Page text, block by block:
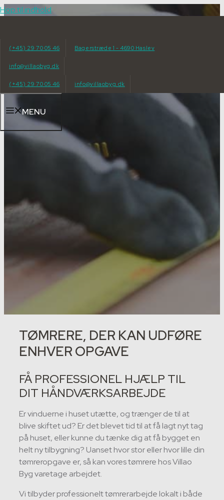
Hop til indhold
(+45) 29 70 05 46 Bagerstræde 1 - 4690 Haslev
info@villaobyg.dk
(+45) 29 70 05 46 info@villaobyg.dk
MENU
TØMRERE, DER KAN UDFØRE
ENHVER OPGAVE
FÅ PROFESSIONEL HJÆLP TIL
DIT HÅNDVÆRKSARBEJDE
Er vinduerne i huset utætte, og trænger de til at
blive skiftet ud? Er det blevet tid til at få lagt nyt tag
på huset, eller kunne du tænke dig at få bygget en
helt ny tilbygning? Uanset hvor stor eller hvor lille din
tømreropgave er, så kan vores tømrere hos Villao
Byg varetage arbejdet.
Vi tilbyder professionelt tømrerarbejde lokalt i både